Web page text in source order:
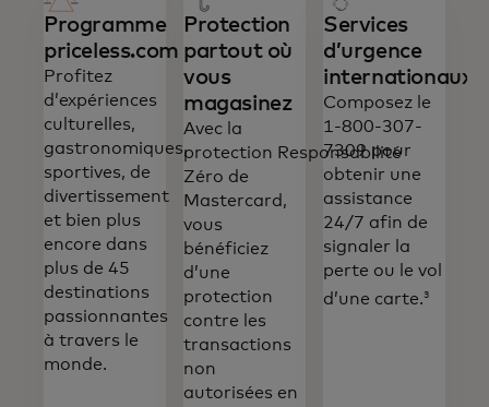
Toutes nos cartes offrent un ensemble
d'avantages essentiels et vous donnent
accès à des récompenses et à des
expériences qui vous plairont.
Programme
priceless.com
Profitez
d’expériences
culturelles,
gastronomiques,
sportives, de
divertissement
et bien plus
encore dans
plus de 45
destinations
passionnantes
à travers le
monde.
Protection
partout où
vous
magasinez
Avec la
protection Responsabilité
Zéro de
Mastercard,
vous
bénéficiez
d’une
protection
contre les
transactions
non
autorisées en
Services
d’urgence
internationaux
Composez le
1-800-307-
7309 pour
obtenir une
assistance
24/7 afin de
signaler la
perte ou le vol
d’une carte. 3